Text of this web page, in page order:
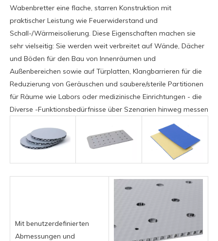
Wabenbretter eine flache, starren Konstruktion mit
praktischer Leistung wie Feuerwiderstand und
Schall-/Wärmeisolierung. Diese Eigenschaften machen sie
sehr vielseitig: Sie werden weit verbreitet auf Wände, Dächer
und Böden für den Bau von Innenräumen und
Außenbereichen sowie auf Türplatten, Klangbarrieren für die
Reduzierung von Geräuschen und saubere/sterile Partitionen
für Räume wie Labors oder medizinische Einrichtungen - die
Diverse -Funktionsbedürfnisse über Szenarien hinweg messen
Mit benutzerdefinierten
Abmessungen und